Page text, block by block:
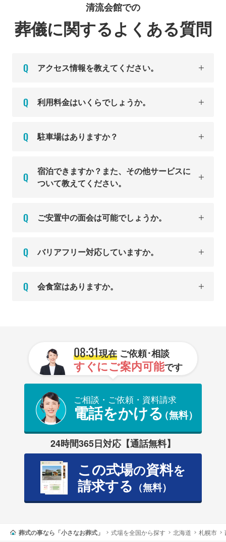
清流会館での
葬儀に関するよくある質問
アクセス情報を教えてください。
利用料金はいくらでしょうか。
駐車場はありますか？
宿泊できますか？また、その他サービスに
ついて教えてください。
ご安置中の面会は可能でしょうか。
バリアフリー対応していますか。
会食室はありますか。
08:31現在ご依頼･相談
すぐにご案内可能です
ご相談・ご依頼・資料請求
電話をかける（無料）
24時間365日対応【通話無料】
この式場の資料を
請求する （無料）
葬式の事なら「小さなお葬式」 式場を全国から探す 北海道 札幌市